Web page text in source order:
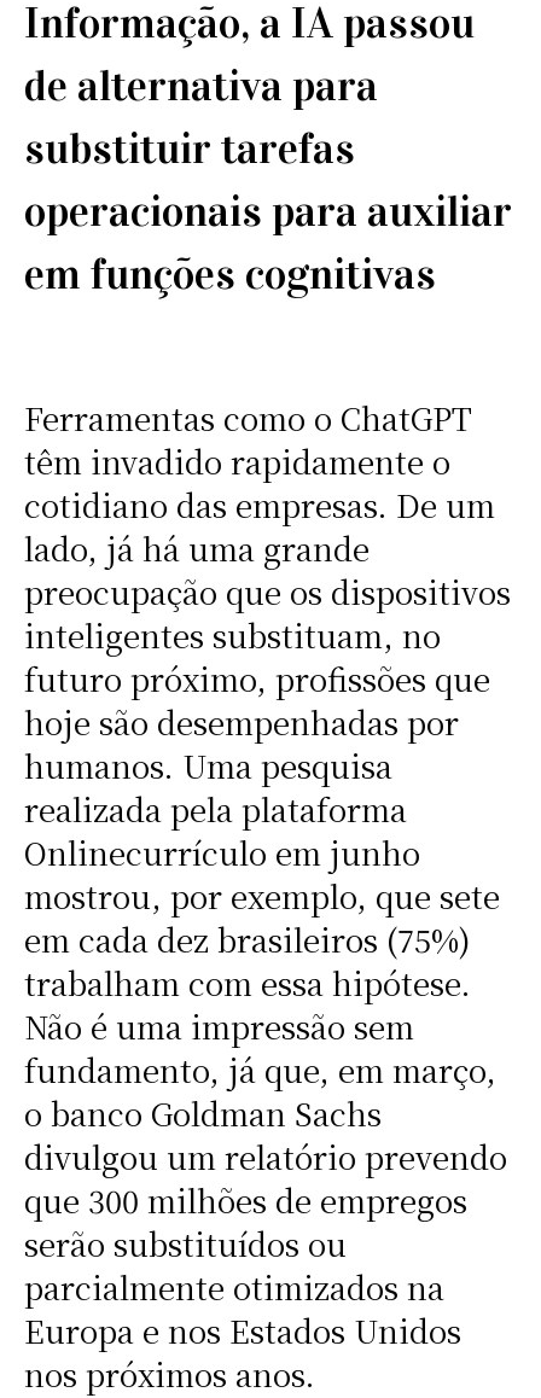
Informação, a IA passou
de alternativa para
substituir tarefas
operacionais para auxiliar
em funções cognitivas
Ferramentas como o ChatGPT
têm invadido rapidamente o
cotidiano das empresas. De um
lado, já há uma grande
preocupação que os dispositivos
inteligentes substituam, no
futuro próximo, profissões que
hoje são desempenhadas por
humanos. Uma pesquisa
realizada pela plataforma
Onlinecurrículo em junho
mostrou, por exemplo, que sete
em cada dez brasileiros (75%)
trabalham com essa hipótese.
Não é uma impressão sem
fundamento, já que, em março,
o banco Goldman Sachs
divulgou um relatório prevendo
que 300 milhões de empregos
serão substituídos ou
parcialmente otimizados na
Europa e nos Estados Unidos
nos próximos anos.